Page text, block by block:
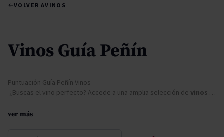
VOLVER AVINOS
Vinos Guía Peñín
Puntuación Guía Peñín Vinos
¿Buscas el vino perfecto? Accede a una amplia selección de vinos puntuados por la Guía Peñín
ver más